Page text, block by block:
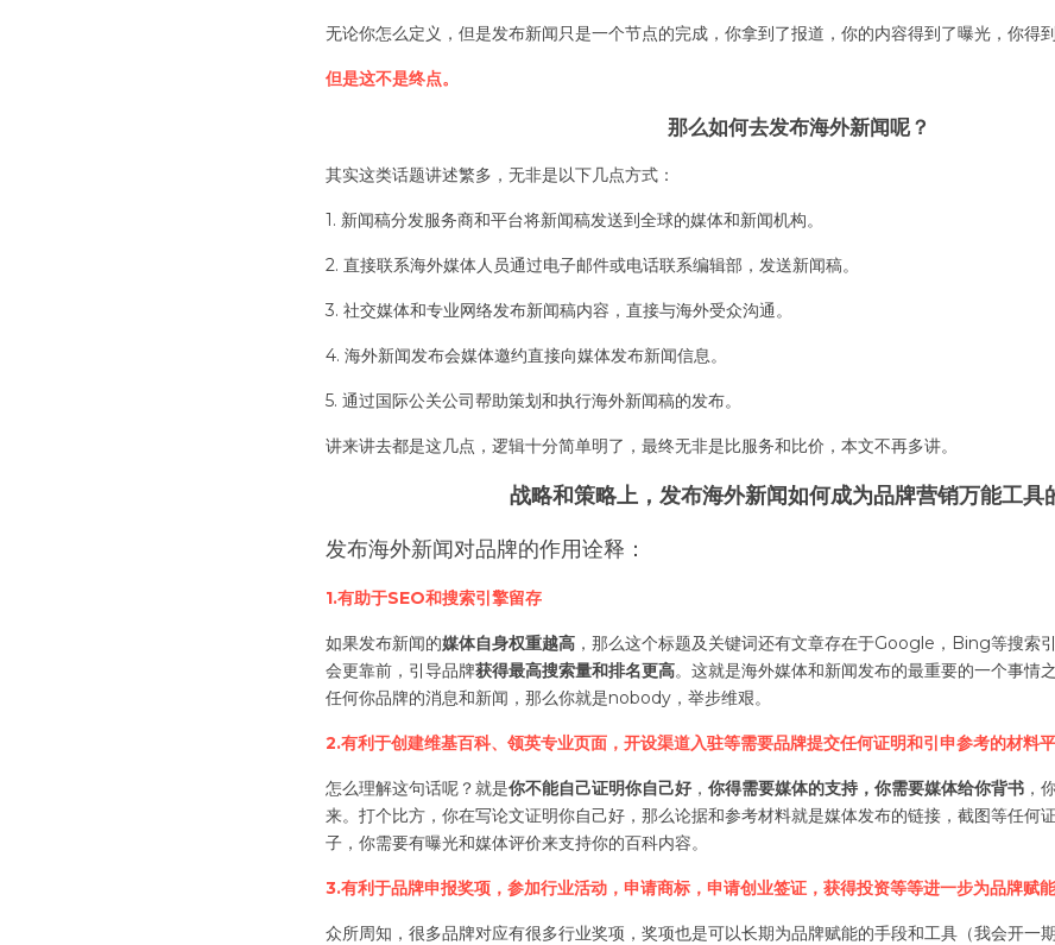
无论你怎么定义，但是发布新闻只是一个节点的完成，你拿到了报道，你的内容得到了曝光，你得到
但是这不是终点。
那么如何去发布海外新闻呢？
其实这类话题讲述繁多，无非是以下几点方式：
1. 新闻稿分发服务商和平台将新闻稿发送到全球的媒体和新闻机构。
2. 直接联系海外媒体人员通过电子邮件或电话联系编辑部，发送新闻稿。
3. 社交媒体和专业网络发布新闻稿内容，直接与海外受众沟通。
4. 海外新闻发布会媒体邀约直接向媒体发布新闻信息。
5. 通过国际公关公司帮助策划和执行海外新闻稿的发布。
讲来讲去都是这几点，逻辑十分简单明了，最终无非是比服务和比价，本文不再多讲。
战略和策略上，发布海外新闻如何成为品牌营销万能工具
发布海外新闻对品牌的作用诠释：
1.有助于SEO和搜索引擎留存
如果发布新闻的媒体自身权重越高 ，那么这个标题及关键词还有文章存在于Google，Bing等搜索
会更靠前，引导品牌获得最高搜索量和排名更高。这就是海外媒体和新闻发布的最重要的一个事情
任何你品牌的消息和新闻，那么你就是nobody，举步维艰。
2.有利于创建维基百科、领英专业页面，开设渠道入驻等需要品牌提交任何证明和引申参考的材料平
怎么理解这句话呢？就是你不能自己证明你自己好 ， 你得需要媒体的支持，你需要媒体给你背书 ，
来。打个比方，你在写论文证明你自己好，那么论据和参考材料就是媒体发布的链接，截图等任何
子，你需要有曝光和媒体评价来支持你的百科内容。
3.有利于品牌申报奖项，参加行业活动，申请商标，申请创业签证，获得投资等等进一步为品牌赋
众所周知，很多品牌对应有很多行业奖项，奖项也是可以长期为品牌赋能的手段和工具（我会开一